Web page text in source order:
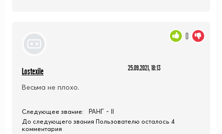
Lostexile 25.09.2021, 18:13
Весьма не плохо.
0
Следующее звание: РАНГ - II
До следующего звания Пользователю осталось 4
комментария